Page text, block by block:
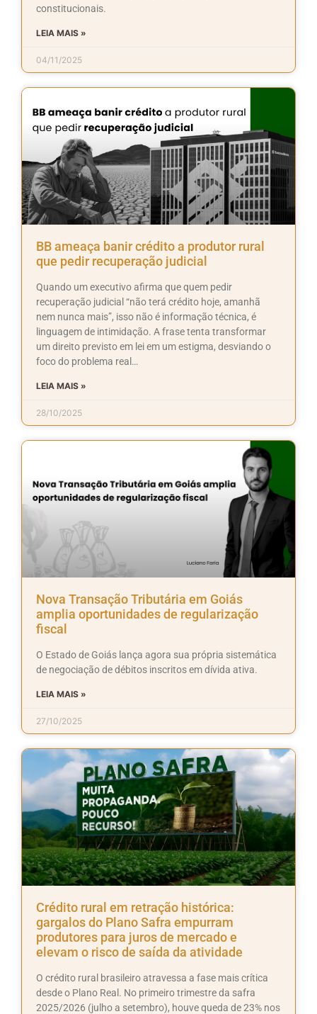
constitucionais.
LEIA MAIS »
04/11/2025
BB ameaça banir crédito a produtor rural
que pedir recuperação judicial
Quando um executivo afirma que quem pedir
recuperação judicial “não terá crédito hoje, amanhã
nem nunca mais”, isso não é informação técnica, é
linguagem de intimidação. A frase tenta transformar
um direito previsto em lei em um estigma, desviando o
foco do problema real…
LEIA MAIS »
28/10/2025
Nova Transação Tributária em Goiás
amplia oportunidades de regularização
fiscal
O Estado de Goiás lança agora sua própria sistemática
de negociação de débitos inscritos em dívida ativa.
LEIA MAIS »
27/10/2025
Crédito rural em retração histórica:
gargalos do Plano Safra empurram
produtores para juros de mercado e
elevam o risco de saída da atividade
O crédito rural brasileiro atravessa a fase mais crítica
desde o Plano Real. No primeiro trimestre da safra
2025/2026 (julho a setembro), houve queda de 23% nos